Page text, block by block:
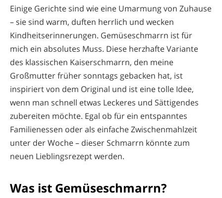
Einige Gerichte sind wie eine Umarmung von Zuhause
– sie sind warm, duften herrlich und wecken
Kindheitserinnerungen. Gemüseschmarrn ist für
mich ein absolutes Muss. Diese herzhafte Variante
des klassischen Kaiserschmarrn, den meine
Großmutter früher sonntags gebacken hat, ist
inspiriert von dem Original und ist eine tolle Idee,
wenn man schnell etwas Leckeres und Sättigendes
zubereiten möchte. Egal ob für ein entspanntes
Familienessen oder als einfache Zwischenmahlzeit
unter der Woche – dieser Schmarrn könnte zum
neuen Lieblingsrezept werden.
Was ist Gemüseschmarrn?